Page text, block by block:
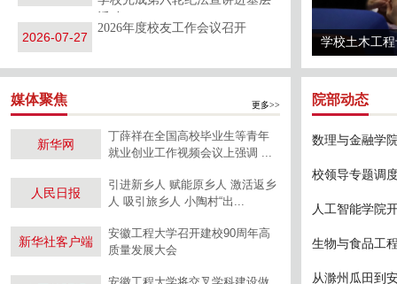
2026年度校友工作会议召开
2026-07-27 学校土木工
媒体聚焦 更多>>
新华网
丁薛祥在全国高校毕业生等青年
就业创业工作视频会议上强调 ...
人民日报
引进新乡人 赋能原乡人 激活返乡
人 吸引旅乡人 小陶村“出...
新华社客户端
安徽工程大学召开建校90周年高
质量发展大会
院部动态
数理与金融学
校领导专题调
人工智能学院
生物与食品工
从滁州瓜田到